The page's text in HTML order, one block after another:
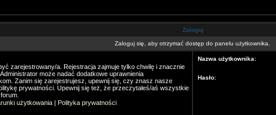
Zaloguj
Zaloguj się, aby otrzymać dostęp do panelu użytkownika.
zarejestrowany/a. Rejestracja zajmuje tylko chwilę i znacznie
może nadać dodatkowe uprawnienia
Zanim się zarejestrujesz, upewnij się, czy znasz nasze
prywatności. Upewnij się też, że przeczytałeś/aś wszystkie
użytkowania | Polityka prywatności
Nazwa użytkownika:
Hasło: